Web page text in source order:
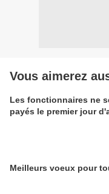
Vous aimerez
Les fonctionnaires ne
payés le premier jour
Meilleurs voeux pour